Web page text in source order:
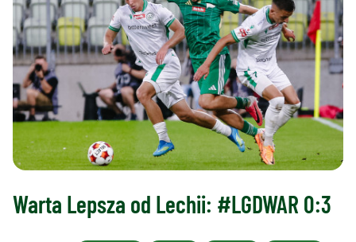
Warta Lepsza od Lechii: #LGDWAR 0:3